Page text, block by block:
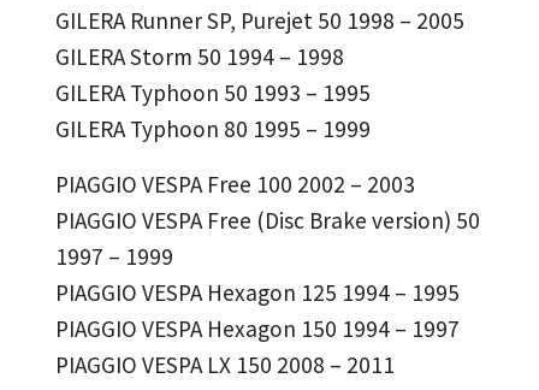
GILERA Runner SP, Purejet 50 1998 – 2005
GILERA Storm 50 1994 – 1998
GILERA Typhoon 50 1993 – 1995
GILERA Typhoon 80 1995 – 1999
PIAGGIO VESPA Free 100 2002 – 2003
PIAGGIO VESPA Free (Disc Brake version) 50
1997 – 1999
PIAGGIO VESPA Hexagon 125 1994 – 1995
PIAGGIO VESPA Hexagon 150 1994 – 1997
PIAGGIO VESPA LX 150 2008 – 2011